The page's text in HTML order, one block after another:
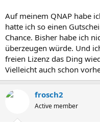
Auf meinem QNAP habe
hatte ich so einen
Chance. Bisher habe ich
überzeugen würde. Und
freien Lizenz das Ding
Vielleicht auch schon
frosch2
Active member